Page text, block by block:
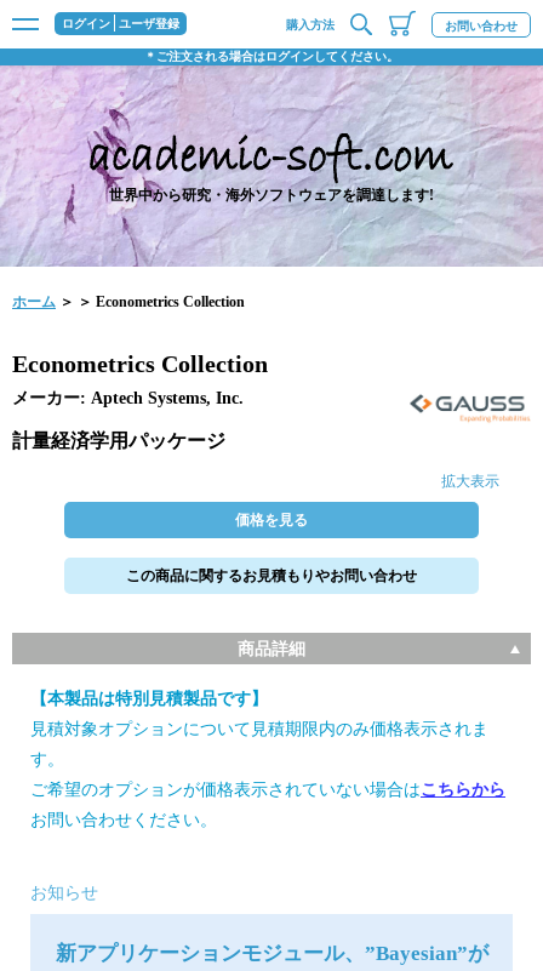
ログイン ユーザ登録
＊ご注文される場合はログインしてください。
購入方法 お問い合わせ
世界中から研究・海外ソフトウェアを調達します!
ホーム ＞ ＞ Econometrics Collection
拡大表示
Econometrics Collection
メーカー: Aptech Systems, Inc.
計量経済学用パッケージ
価格を見る
この商品に関するお見積もりやお問い合わせ
商品詳細
【本製品は特別見積製品です】
見積対象オプションについて見積期限内のみ価格表示されま
す。
ご希望のオプションが価格表示されていない場合はこちらから
お問い合わせください。
お知らせ
新アプリケーションモジュール、 ”Bayesian”が